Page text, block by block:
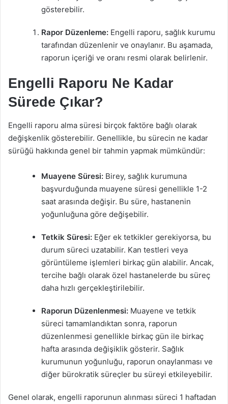
gösterebilir.
Rapor Düzenleme: Engelli raporu, sağlık kurumu
tarafından düzenlenir ve onaylanır. Bu aşamada,
raporun içeriği ve oranı resmi olarak belirlenir.
Engelli Raporu Ne Kadar
Sürede Çıkar?
Engelli raporu alma süresi birçok faktöre bağlı olarak
değişkenlik gösterebilir. Genellikle, bu sürecin ne kadar
sürüğü hakkında genel bir tahmin yapmak mümkündür:
Muayene Süresi: Birey, sağlık kurumuna
başvurduğunda muayene süresi genellikle 1-2
saat arasında değişir. Bu süre, hastanenin
yoğunluğuna göre değişebilir.
Tetkik Süresi: Eğer ek tetkikler gerekiyorsa, bu
durum süreci uzatabilir. Kan testleri veya
görüntüleme işlemleri birkaç gün alabilir. Ancak,
tercihe bağlı olarak özel hastanelerde bu süreç
daha hızlı gerçekleştirilebilir.
Raporun Düzenlenmesi: Muayene ve tetkik
süreci tamamlandıktan sonra, raporun
düzenlenmesi genellikle birkaç gün ile birkaç
hafta arasında değişiklik gösterir. Sağlık
kurumunun yoğunluğu, raporun onaylanması ve
diğer bürokratik süreçler bu süreyi etkileyebilir.
Genel olarak, engelli raporunun alınması süreci 1 haftadan